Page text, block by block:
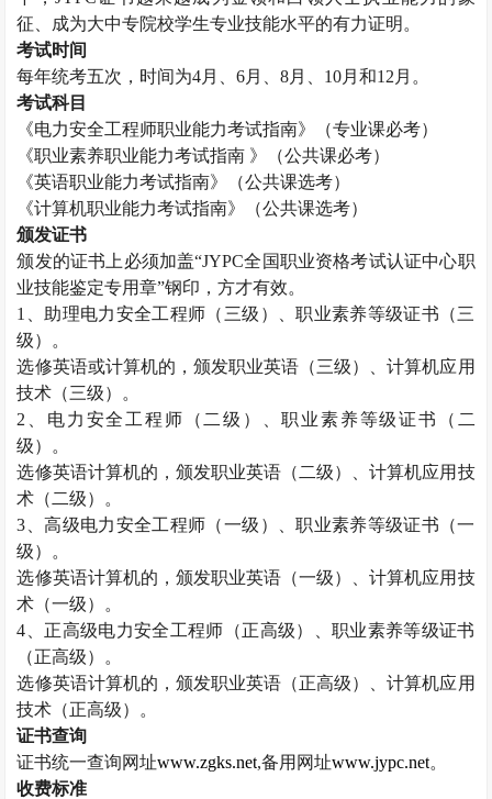
征、成为大中专院校学生专业技能水平的有力证明。
考试时间
每年统考五次，时间为4月、6月、8月、 10月和12 月。
考试科目
《电力安全工程师职业能力考试指南》（专业课必考）
《职业素养职业能力考试指南 》（公共课必考）
《英语职业能力考试指南》（公共课选考）
《计算机职业能力考试指南》（公共课选考）
颁发证书
颁发的证书上必须加盖“JYPC全国职业资格考试认证中心职
业技能鉴定专用章”钢印，方才有效。
1
、助理电力安全工程师（三级）、职业素养等级证书（三
级）。
选修英语或计算机的，颁发职业英语（三级）、计算机应用
技术（三级）。
2 、电力安全工程师（二级）、职业素养等级证书（二
级）。
选修英语计算机的，颁发职业英语（二级）、计算机应用技
术（二级）。
3 、高级电力安全工程师（一级）、职业素养等级证书（一
级）。
选修英语计算机的，颁发职业英语（一级）、计算机应用技
术（一级）。
4 、正高级电力安全工程师（正高级）、职业素养等级证书
（正高级）。
选修英语计算机的，颁发职业英语（正高级）、计算机应用
技术（正高级）。
证书查询
证书统一查询网址www.zgks.net,备用网址www.jypc.net。
收费标准